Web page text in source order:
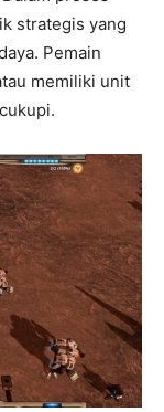
strategis yang
Pemain
memiliki unit